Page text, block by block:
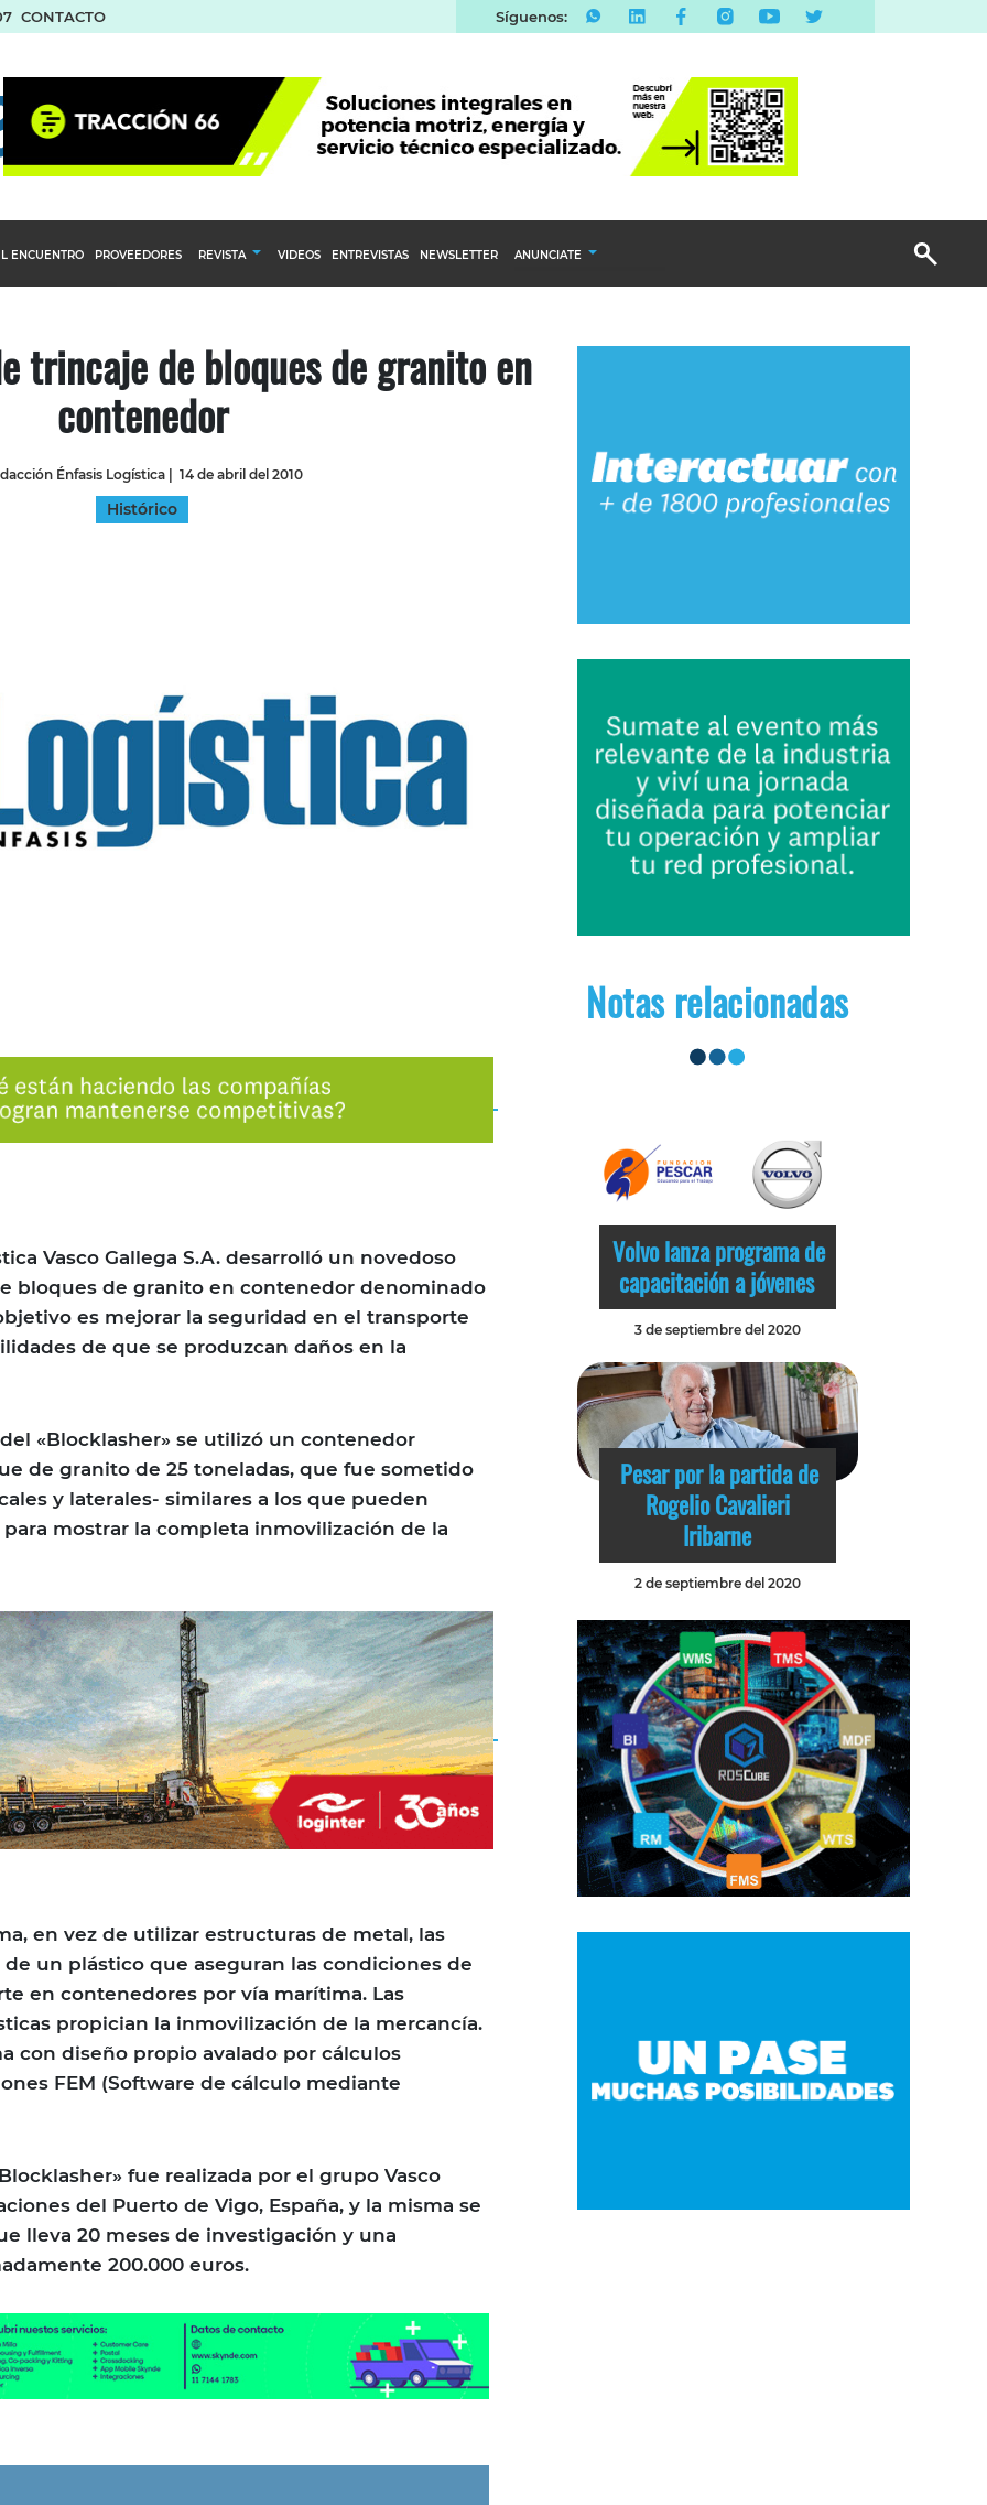
CONTACTO Síguenos:
ENCUENTRO PROVEEDORES REVISTA VIDEOS ENTREVISTAS NEWSLETTER ANUNCIATE
Email Marketing
trincaje de bloques de granito en
contenedor
Énfasis Logística| 14 de abril del 2010
Histórico
Vasco Gallega S.A. desarrolló un novedoso
bloques de granito en contenedor denominado
es mejorar la seguridad en el transporte
de que se produzcan daños en la
«Blocklasher» se utilizó un contenedor
de granito de 25 toneladas, que fue sometido
y laterales- similares a los que pueden
mostrar la completa inmovilización de la
en vez de utilizar estructuras de metal, las
un plástico que aseguran las condiciones de
en contenedores por vía marítima. Las
propician la inmovilización de la mercancía.
con diseño propio avalado por cálculos
FEM (Software de cálculo mediante
fue realizada por el grupo Vasco
del Puerto de Vigo, España, y la misma se
lleva 20 meses de investigación y una
200.000 euros.
Notas relacionadas
Volvo lanza programa de
capacitación a jóvenes
3 de septiembre del 2020
Pesar por la partida de
Rogelio Cavalieri
Iribarne
2 de septiembre del 2020